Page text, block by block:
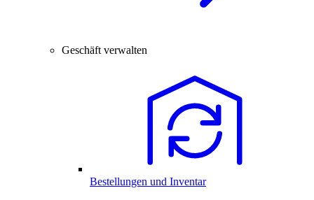
Geschäft verwalten
Bestellungen und Inventar